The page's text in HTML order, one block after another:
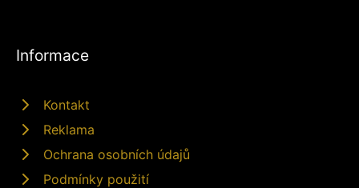
Informace
Kontakt
Reklama
Ochrana osobních údajů
Podmínky použití